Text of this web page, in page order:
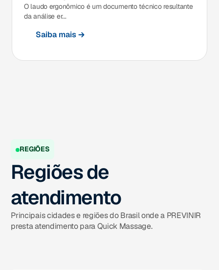
O laudo ergonômico é um documento técnico resultante
da análise er...
Saiba mais
REGIÕES
Regiões de
atendimento
Principais cidades e regiões do Brasil onde a PREVINIR
presta atendimento para Quick Massage.